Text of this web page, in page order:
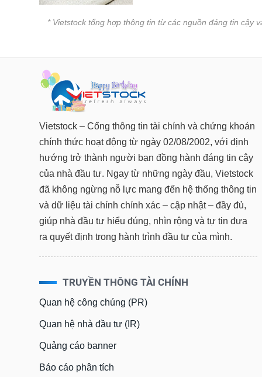
* Vietstock tổng hợp thông tin từ các nguồn đáng tin cậy
Vietstock – Cổng thông tin tài chính và chứng khoán
chính thức hoạt động từ ngày 02/08/2002, với định
hướng trở thành người bạn đồng hành đáng tin cậy
của nhà đầu tư. Ngay từ những ngày đầu, Vietstock
đã không ngừng nỗ lực mang đến hệ thống thông tin
và dữ liệu tài chính chính xác – cập nhật – đầy đủ,
giúp nhà đầu tư hiểu đúng, nhìn rộng và tự tin đưa
ra quyết định trong hành trình đầu tư của mình.
TRUYỀN THÔNG TÀI CHÍNH
Quan hệ công chúng (PR)
Quan hệ nhà đầu tư (IR)
Quảng cáo banner
Báo cáo phân tích